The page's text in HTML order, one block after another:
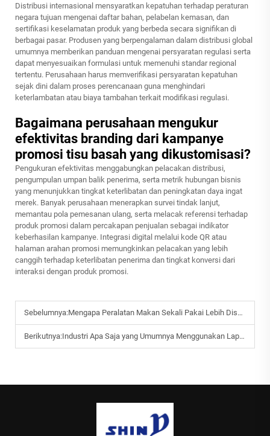
Distribusi internasional mensyaratkan kepatuhan terhadap peraturan
negara tujuan mengenai daftar bahan, pelabelan kemasan, dan
sertifikasi keselamatan produk yang berbeda secara signifikan di
berbagai pasar. Produsen yang berpengalaman dalam distribusi global
umumnya memberikan panduan mengenai persyaratan regulasi serta
dapat menyesuaikan formulasi untuk memenuhi standar regional
tertentu. Perusahaan harus memverifikasi persyaratan kepatuhan
sejak dini dalam proses perencanaan guna menghindari
keterlambatan atau biaya tambahan terkait modifikasi regulasi.
Bagaimana perusahaan mengukur
efektivitas branding dari kampanye
promosi tisu basah yang dikustomisasi?
Pengukuran efektivitas menggabungkan pelacakan distribusi,
pengumpulan umpan balik penerima, serta metrik hubungan bisnis
yang menunjukkan tingkat keterlibatan dan peningkatan daya ingat
merek. Banyak perusahaan menerapkan survei tindak lanjut,
memantau pola pemesanan ulang, serta melacak referensi terhadap
produk promosi dalam percakapan penjualan sebagai indikator
keberhasilan kampanye. Integrasi digital melalui kode QR atau
halaman arahan promosi memungkinkan pelacakan yang lebih
canggih terhadap keterlibatan penerima dan tingkat konversi dari
interaksi dengan produk promosi.
Sebelumnya:Mengapa Peralatan Makan Sekali Pakai Lebih Disukai untuk Proyek Katering Skala Besar?
Berikutnya:Industri Apa Saja yang Umumnya Menggunakan Lap Basah Khusus dalam Jumlah Besar?